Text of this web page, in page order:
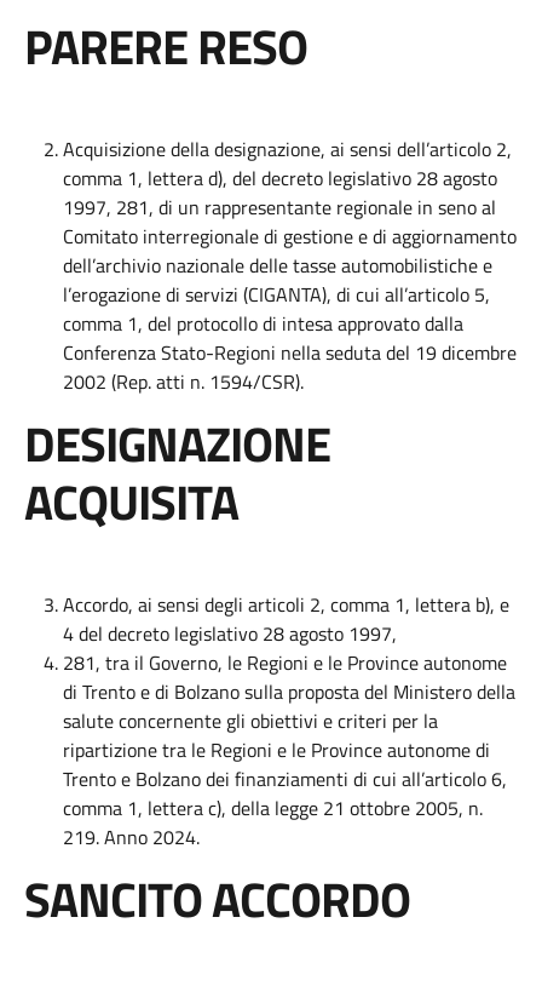
PARERE RESO
Acquisizione della designazione, ai sensi dell’articolo 2,
comma 1, lettera d), del decreto legislativo 28 agosto
1997, 281, di un rappresentante regionale in seno al
Comitato interregionale di gestione e di aggiornamento
dell’archivio nazionale delle tasse automobilistiche e
l’erogazione di servizi (CIGANTA), di cui all’articolo 5,
comma 1, del protocollo di intesa approvato dalla
Conferenza Stato-Regioni nella seduta del 19 dicembre
2002 (Rep. atti n. 1594/CSR).
DESIGNAZIONE
ACQUISITA
Accordo, ai sensi degli articoli 2, comma 1, lettera b), e
4 del decreto legislativo 28 agosto 1997,
281, tra il Governo, le Regioni e le Province autonome
di Trento e di Bolzano sulla proposta del Ministero della
salute concernente gli obiettivi e criteri per la
ripartizione tra le Regioni e le Province autonome di
Trento e Bolzano dei finanziamenti di cui all’articolo 6,
comma 1, lettera c), della legge 21 ottobre 2005, n.
219. Anno 2024.
SANCITO ACCORDO